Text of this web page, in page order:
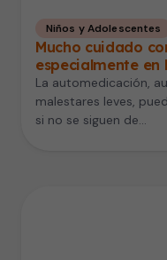
Niños y Adolescentes
Mucho cuidado
especialmente en
La automedicación,
malestares leves,
si no se siguen de…